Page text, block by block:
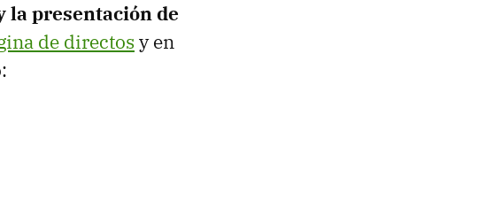
la presentación de
de directos y en